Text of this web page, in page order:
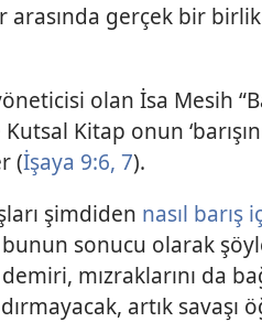
arasında gerçek bir
yöneticisi olan İsa Mesih
Kitap onun
(İşaya 9:6, 7).
şimdiden nasıl barış
sonucu olarak şöyle
mızraklarını da
artık savaşı